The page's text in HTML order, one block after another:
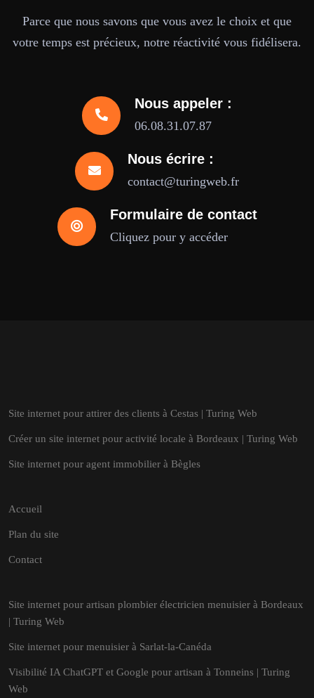
Parce que nous savons que vous avez le choix et que
votre temps est précieux, notre réactivité vous fidélisera.
Nous appeler :
06.08.31.07.87
Nous écrire :
contact@turingweb.fr
Formulaire de contact
Cliquez pour y accéder
Site internet pour attirer des clients à Cestas | Turing Web
Créer un site internet pour activité locale à Bordeaux | Turing Web
Site internet pour agent immobilier à Bègles
Accueil
Plan du site
Contact
Site internet pour artisan plombier électricien menuisier à Bordeaux
| Turing Web
Site internet pour menuisier à Sarlat-la-Canéda
Visibilité IA ChatGPT et Google pour artisan à Tonneins | Turing
Web